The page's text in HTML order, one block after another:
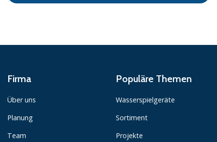
Firma
Über uns
Planung
Team
Populäre Themen
Wasserspielgeräte
Sortiment
Projekte